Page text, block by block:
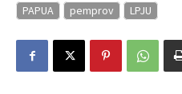
PAPUA pemprov LPJU